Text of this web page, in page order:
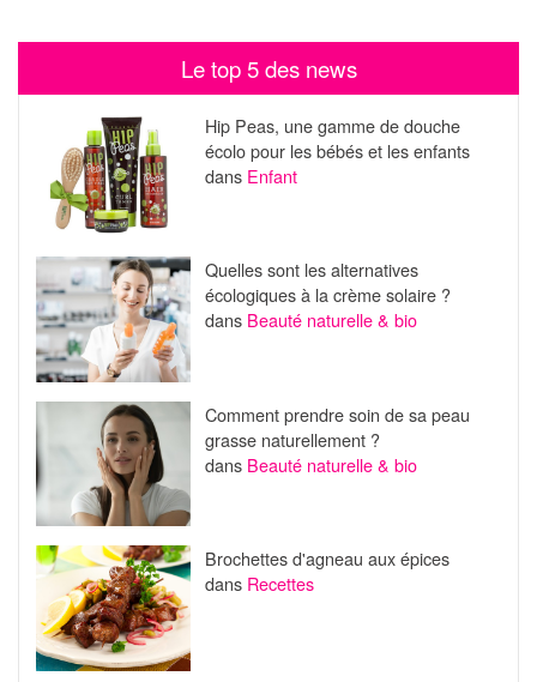
Le top 5 des news
Hip Peas, une gamme de douche
écolo pour les bébés et les enfants
dans Enfant
Quelles sont les alternatives
écologiques à la crème solaire ?
dans Beauté naturelle & bio
Comment prendre soin de sa peau
grasse naturellement ?
dans Beauté naturelle & bio
Brochettes d'agneau aux épices
dans Recettes